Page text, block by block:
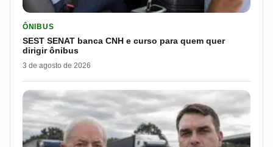
ÔNIBUS
SEST SENAT banca CNH e curso para quem quer
dirigir ônibus
3 de agosto de 2026